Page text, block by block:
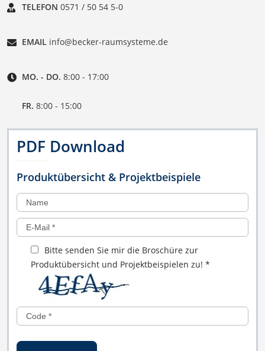
TELEFON 0571 / 50 54 5-0
EMAIL info@becker-raumsysteme.de
MO. - DO. 8:00 - 17:00
FR. 8:00 - 15:00
PDF Download
Produktübersicht & Projektbeispiele
Bitte senden Sie mir die Broschüre zur
Produktübersicht und Projektbeispielen zu! *